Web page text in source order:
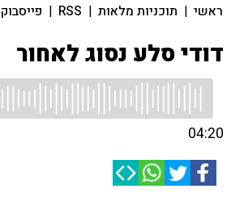
ראשי | תוכניות מלאות |
RSS
| פייסבוק
דודי סלע נסוג לאחור
04:20